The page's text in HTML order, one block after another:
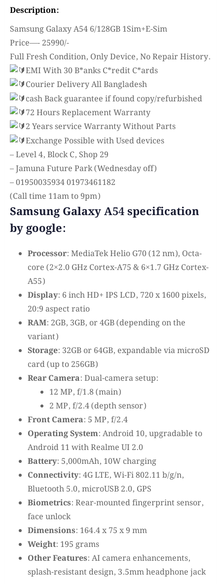
Description:
Samsung Galaxy A54 6/128GB 1Sim+E-Sim
Price—- 25990/-
Full Fresh Condition, Only Device, No Repair History.
EMI With 30 B*anks C*redit C*ards
Courier Delivery All Bangladesh
cash Back guarantee if found copy/refurbished
72 Hours Replacement Warranty
2 Years service Warranty Without Parts
Exchange Possible with Used devices
– Level 4, Block C, Shop 29
– Jamuna Future Park (Wednesday off)
– 01950035934 01973461182
(Call time 11am to 9pm)
Samsung Galaxy A54 specification
by google:
Processor: MediaTek Helio G70 (12 nm), Octa-
core (2×2.0 GHz Cortex-A75 & 6×1.7 GHz Cortex-
A55)
Display: 6 inch HD+ IPS LCD, 720 x 1600 pixels,
20:9 aspect ratio
RAM: 2GB, 3GB, or 4GB (depending on the
variant)
Storage: 32GB or 64GB, expandable via microSD
card (up to 256GB)
Rear Camera: Dual-camera setup:
12 MP, f/1.8 (main)
2 MP, f/2.4 (depth sensor)
Front Camera: 5 MP, f/2.4
Operating System: Android 10, upgradable to
Android 11 with Realme UI 2.0
Battery: 5,000mAh, 10W charging
Connectivity: 4G LTE, Wi-Fi 802.11 b/g/n,
Bluetooth 5.0, microUSB 2.0, GPS
Biometrics: Rear-mounted fingerprint sensor,
face unlock
Dimensions: 164.4 x 75 x 9 mm
Weight: 195 grams
Other Features: AI camera enhancements,
splash-resistant design, 3.5mm headphone jack